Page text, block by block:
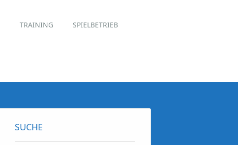
TRAINING SPIELBETRIEB
SUCHE